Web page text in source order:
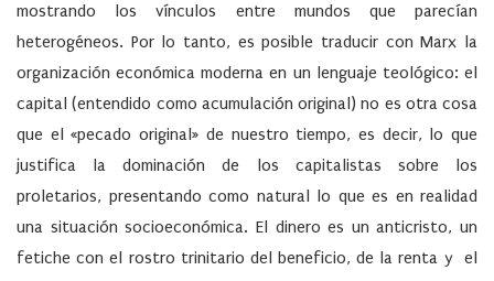
mostrando los vínculos entre mundos que parecían
heterogéneos. Por lo tanto, es posible traducir con Marx la
organización económica moderna en un lenguaje teológico: el
capital (entendido como acumulación original) no es otra cosa
que el «pecado original» de nuestro tiempo, es decir, lo que
justifica la dominación de los capitalistas sobre los
proletarios, presentando como natural lo que es en realidad
una situación socioeconómica. El dinero es un anticristo, un
fetiche con el rostro trinitario del beneficio, de la renta y el